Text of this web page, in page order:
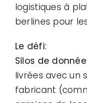
logistiques à
berlines pour
Le défi:
Silos de
livrées avec un
fabricant